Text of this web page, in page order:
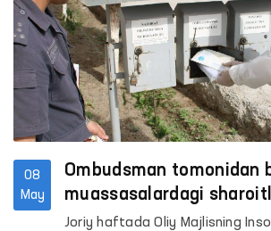
08
May
Ombudsman tomonidan
muassasalardagi
Joriy haftada Oliy Majlisning